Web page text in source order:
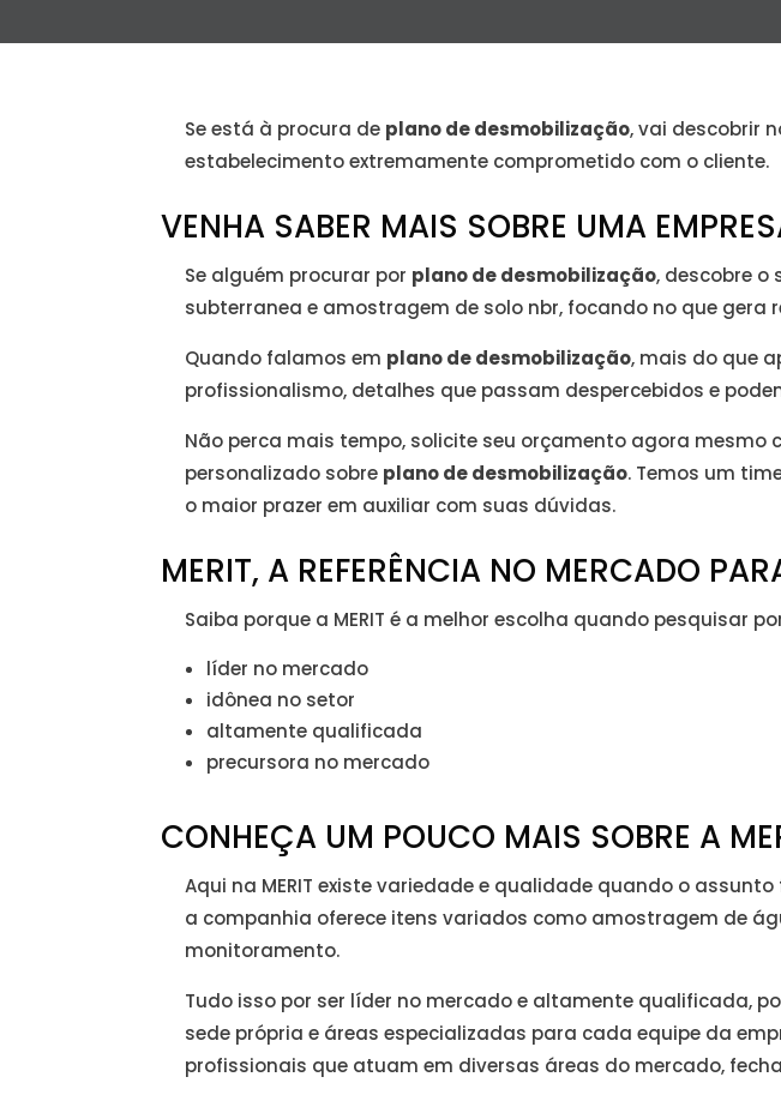
Se está à procura de plano de desmobilização, vai descobrir
estabelecimento extremamente comprometido com o cliente.
VENHA SABER MAIS SOBRE UMA
Se alguém procurar por plano de desmobilização, descobre o
subterranea e amostragem de solo nbr, focando no que gera
Quando falamos em plano de desmobilização, mais do que
profissionalismo, detalhes que passam despercebidos e
Não perca mais tempo, solicite seu orçamento agora
personalizado sobre plano de desmobilização. Temos um
o maior prazer em auxiliar com suas dúvidas.
MERIT, A REFERÊNCIA NO MERCADO
Saiba porque a MERIT é a melhor escolha quando pesquisar
líder no mercado
idônea no setor
altamente qualificada
precursora no mercado
CONHEÇA UM POUCO MAIS SOBRE A
Aqui na MERIT existe variedade e qualidade quando o assunto
a companhia oferece itens variados como amostragem de
monitoramento.
Tudo isso por ser líder no mercado e altamente qualificada,
sede própria e áreas especializadas para cada equipe da
profissionais que atuam em diversas áreas do mercado,